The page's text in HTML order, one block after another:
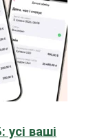
ваші